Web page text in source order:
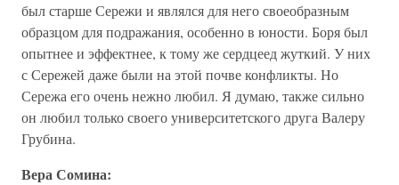
был старше Сережи и являлся для него своеобразным
образцом для подражания, особенно в юности. Боря был
опытнее и эффектнее, к тому же сердцеед жуткий. У них
с Сережей даже были на этой почве конфликты. Но
Сережа его очень нежно любил. Я думаю, также сильно
он любил только своего университетского друга Валеру
Грубина.
Вера Сомина: